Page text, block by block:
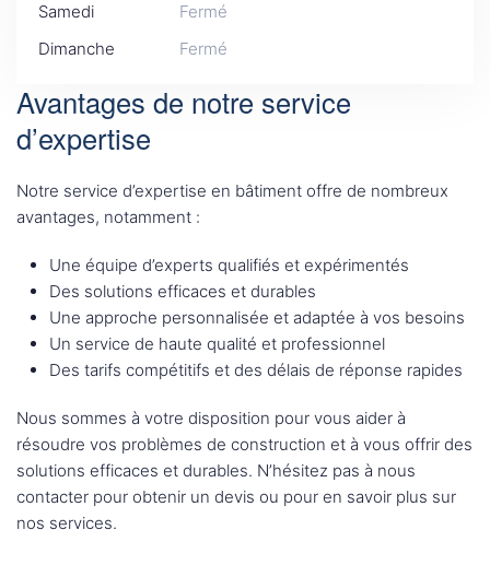
Samedi
Fermé
Dimanche
Fermé
Avantages de notre service
d’expertise
Notre service d’expertise en bâtiment offre de nombreux
avantages, notamment :
Une équipe d’experts qualifiés et expérimentés
Des solutions efficaces et durables
Une approche personnalisée et adaptée à vos besoins
Un service de haute qualité et professionnel
Des tarifs compétitifs et des délais de réponse rapides
Nous sommes à votre disposition pour vous aider à
résoudre vos problèmes de construction et à vous offrir des
solutions efficaces et durables. N’hésitez pas à nous
contacter pour obtenir un devis ou pour en savoir plus sur
nos services.